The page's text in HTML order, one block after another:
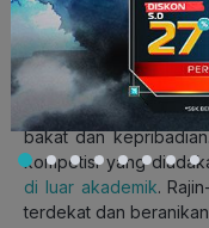
2. Seminar,
Fase kuliah adalah
bakat dan
kompetisi yang
di luar akademik.
terdekat dan